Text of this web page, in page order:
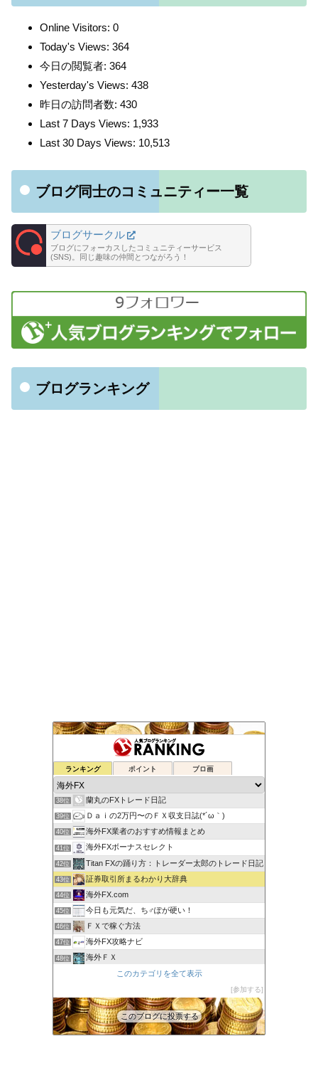
Online Visitors: 0
Today's Views: 364
今日の閲覧者: 364
Yesterday's Views: 438
昨日の訪問者数: 430
Last 7 Days Views: 1,933
Last 30 Days Views: 10,513
ブログ同士のコミュニティー一覧
ブログサークル
ブログにフォーカスしたコミュニティーサービス
(SNS)。同じ趣味の仲間とつながろう！
ブログランキング
ランキング ポイント ブロ画
36位 元FX業者による必勝システムトレード！
37位
38位 蘭丸のFXトレード日記
39位 Ｄａｉの2万円〜のＦＸ収支日誌(*´ω｀)
40位 海外FX業者のおすすめ情報まとめ
41位 海外FXボーナスセレクト
42位 Titan FXの踊り方：トレーダー太郎のトレード日記
43位 証券取引所まるわかり大辞典
44位 海外FX.com
45位 今日も元気だ、ち♂ぽが硬い！
46位 ＦＸで稼ぐ方法
47位 海外FX攻略ナビ
48位 海外ＦＸ
XM口座開設方法2022
このカテゴリを全て表示
参加する
このブログに投票する